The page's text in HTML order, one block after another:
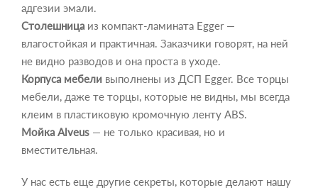
адгезии эмали.
Столешница из компакт-ламината Egger —
влагостойкая и практичная. Заказчики говорят, на ней
не видно разводов и она проста в уходе.
Корпуса мебели выполнены из ДСП Egger. Все торцы
мебели, даже те торцы, которые не видны, мы всегда
клеим в пластиковую кромочную ленту ABS.
Мойка Alveus — не только красивая, но и
вместительная.
У нас есть еще другие секреты, которые делают нашу